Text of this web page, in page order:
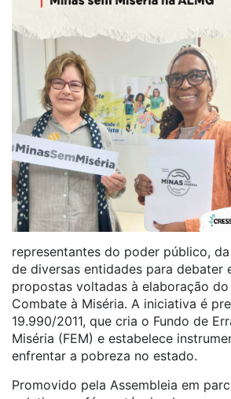
representantes do poder público,
de diversas entidades para debater
propostas voltadas à elaboração
Combate à Miséria. A iniciativa é
19.990/2011, que cria o Fundo de
Miséria (FEM) e estabelece
enfrentar a pobreza no estado.
Promovido pela Assembleia em